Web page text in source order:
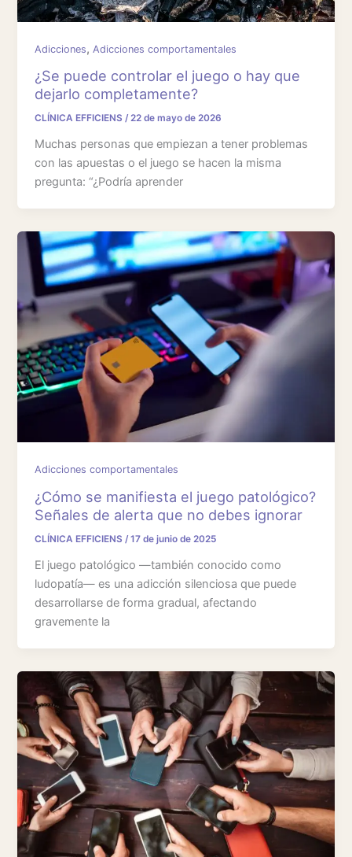
Adicciones, Adicciones comportamentales
¿Se puede controlar el juego o hay que
dejarlo completamente?
CLÍNICA EFFICIENS/22 de mayo de 2026
Muchas personas que empiezan a tener problemas
con las apuestas o el juego se hacen la misma
pregunta: “¿Podría aprender
Adicciones comportamentales
¿Cómo se manifiesta el juego patológico?
Señales de alerta que no debes ignorar
CLÍNICA EFFICIENS/17 de junio de 2025
El juego patológico —también conocido como
ludopatía— es una adicción silenciosa que puede
desarrollarse de forma gradual, afectando
gravemente la